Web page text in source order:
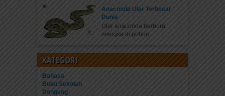
Anaconda Ular Terbesar
Dunia
Ular anaconda berburu
mangsa di pohon...
KATEGORI
Bahasa
Buku Sekolah
Dongeng